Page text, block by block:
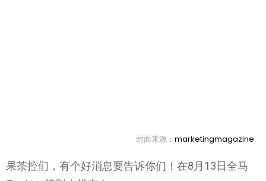
封面来源： marketingmagazine
果茶控们，有个好消息要告诉你们！在8月13日全马